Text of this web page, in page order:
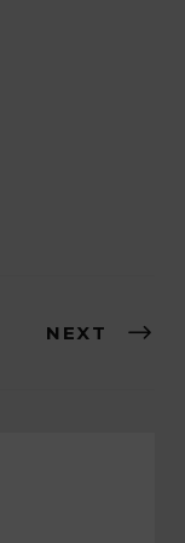
NEXT